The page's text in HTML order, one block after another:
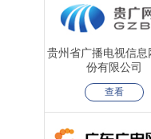
贵州省广播电视信息
份有限公司
查看